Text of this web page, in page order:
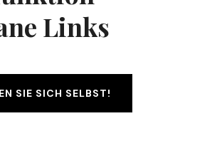
Links
SIE SICH SELBST!